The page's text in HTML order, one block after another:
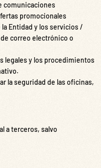
comunicaciones
promocionales
Entidad y los servicios /
correo electrónico o
legales y los procedimientos
la seguridad de las oficinas,
a terceros, salvo